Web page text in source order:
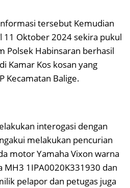
tersebut Kemudian
11 Oktober 2024 sekira pukul
Polsek Habinsaran berhasil
Kamar Kos kosan yang
Kecamatan Balige.
interogasi dengan
melakukan pencurian
motor Yamaha Vixon warna
MH3 1IPA0020K331930 dan
pelapor dan petugas juga